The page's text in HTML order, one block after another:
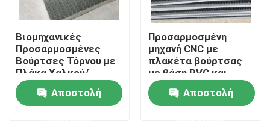
Αρχική Σελίδα
Προϊόντα
Βιομηχανικές
Προσαρμοσμένες
Βούρτσες Τόρνου με
Πλάκα Χαλκού/
Χάλυβα για τη
Βιομηχανία
Κλωστοϋφαντουργίας
Αποστολή
Προσαρμοσμένη
μηχανή CNC με
πλακέτα βούρτσας
με βάση PVC και
βούρτσους νάιλον
Αποστολή